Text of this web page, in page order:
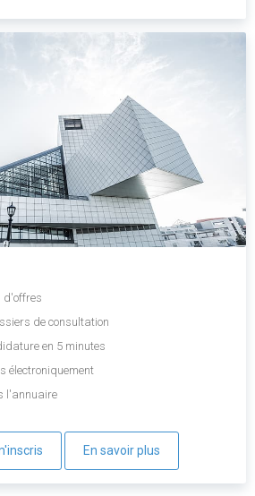
d'offres
de consultation
en 5 minutes
électroniquement
l'annuaire
En savoir plus